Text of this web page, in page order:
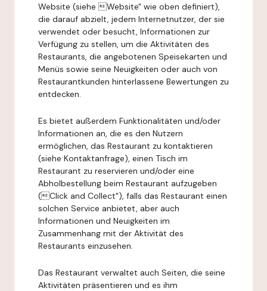
Website (siehe Website" wie oben definiert),
die darauf abzielt, jedem Internetnutzer, der sie
verwendet oder besucht, Informationen zur
Verfügung zu stellen, um die Aktivitäten des
Restaurants, die angebotenen Speisekarten und
Menüs sowie seine Neuigkeiten oder auch von
Restaurantkunden hinterlassene Bewertungen zu
entdecken.
Es bietet außerdem Funktionalitäten und/oder
Informationen an, die es den Nutzern
ermöglichen, das Restaurant zu kontaktieren
(siehe Kontaktanfrage), einen Tisch im
Restaurant zu reservieren und/oder eine
Abholbestellung beim Restaurant aufzugeben
(Click and Collect"), falls das Restaurant einen
solchen Service anbietet, aber auch
Informationen und Neuigkeiten im
Zusammenhang mit der Aktivität des
Restaurants einzusehen.
Das Restaurant verwaltet auch Seiten, die seine
Aktivitäten präsentieren und es ihm